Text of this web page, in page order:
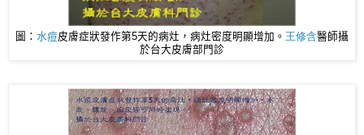
圖： 水痘皮膚症狀發作第5天的病灶，病灶密度明顯增加。 王修含醫師攝
於台大皮膚部門診